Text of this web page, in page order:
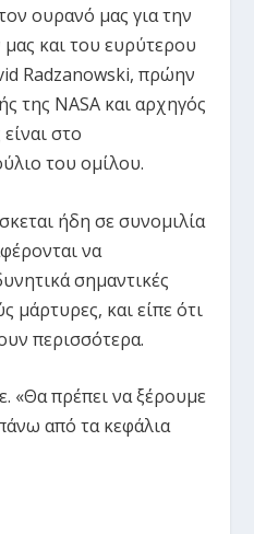
ουρανό μας για την
και του ευρύτερου
Radzanowski, πρώην
της NASA και αρχηγός
στο
του ομίλου.
ήδη σε συνομιλία
να
σημαντικές
μάρτυρες, και είπε ότι
περισσότερα.
«Θα πρέπει να ξέρουμε
από τα κεφάλια